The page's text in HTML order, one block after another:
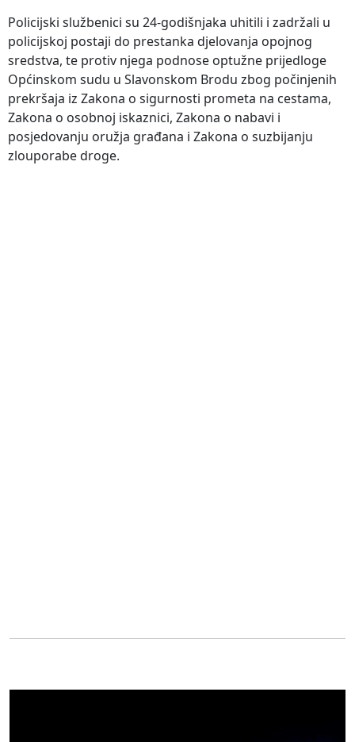
Policijski službenici su 24-godišnjaka uhitili i zadržali u
policijskoj postaji do prestanka djelovanja opojnog
sredstva, te protiv njega podnose optužne prijedloge
Općinskom sudu u Slavonskom Brodu zbog počinjenih
prekršaja iz Zakona o sigurnosti prometa na cestama,
Zakona o osobnoj iskaznici, Zakona o nabavi i
posjedovanju oružja građana i Zakona o suzbijanju
zlouporabe droge.